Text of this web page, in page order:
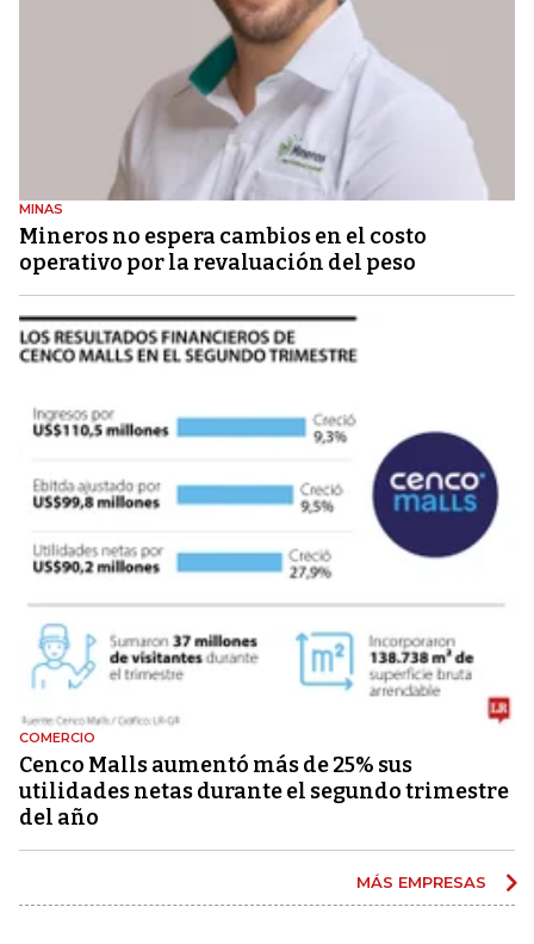
MINAS
Mineros no espera cambios en el costo
operativo por la revaluación del peso
COMERCIO
Cenco Malls aumentó más de 25% sus
utilidades netas durante el segundo trimestre
del año
MÁS EMPRESAS